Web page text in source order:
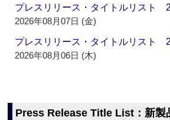
プレスリリース・タイトルリスト
2026年08月07日 (金)
プレスリリース・タイトルリスト
2026年08月06日 (木)
Press Release Title List：新製